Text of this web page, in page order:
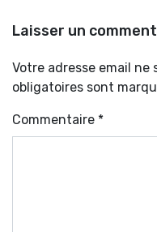
Laisser un
Votre adresse email ne
obligatoires sont
Commentaire *